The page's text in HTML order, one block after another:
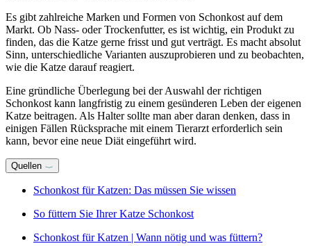
Es gibt zahlreiche Marken und Formen von Schonkost auf dem
Markt. Ob Nass- oder Trockenfutter, es ist wichtig, ein Produkt zu
finden, das die Katze gerne frisst und gut verträgt. Es macht absolut
Sinn, unterschiedliche Varianten auszuprobieren und zu beobachten,
wie die Katze darauf reagiert.
Eine gründliche Überlegung bei der Auswahl der richtigen
Schonkost kann langfristig zu einem gesünderen Leben der eigenen
Katze beitragen. Als Halter sollte man aber daran denken, dass in
einigen Fällen Rücksprache mit einem Tierarzt erforderlich sein
kann, bevor eine neue Diät eingeführt wird.
Quellen
Schonkost für Katzen: Das müssen Sie wissen
So füttern Sie Ihrer Katze Schonkost
Schonkost für Katzen | Wann nötig und was füttern?